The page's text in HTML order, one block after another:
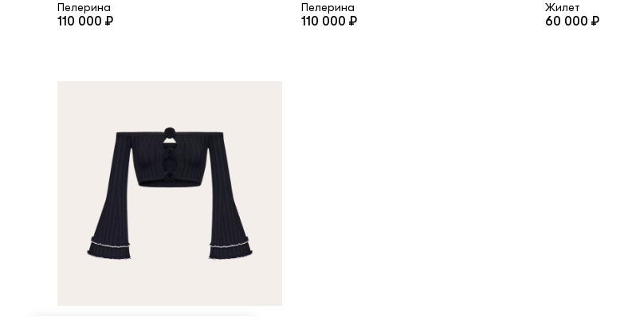
Пелерина
110 000 ₽
Пелерина
110 000 ₽
Жилет
60 000 ₽